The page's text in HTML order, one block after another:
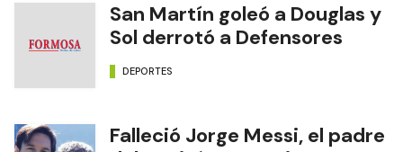
San Martín goleó a Douglas y
Sol derrotó a Defensores
DEPORTES
Falleció Jorge Messi, el padre